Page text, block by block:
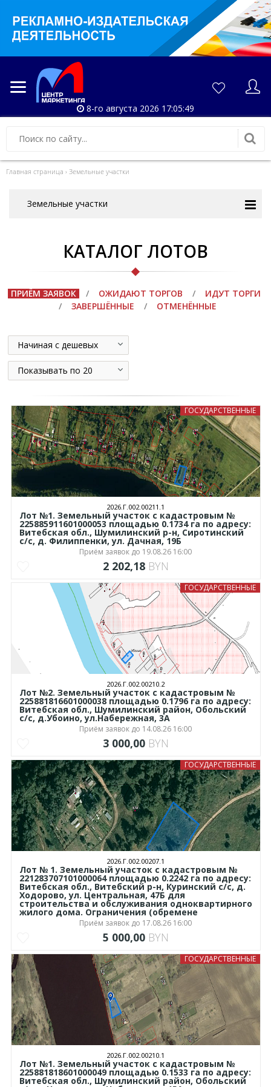
8-го августа 2026 17:05:50
Главная страница › Земельные участки
Земельные участки
КАТАЛОГ ЛОТОВ
ПРИЁМ ЗАЯВОК / ОЖИДАЮТ ТОРГОВ /
ИДУТ ТОРГИ
/
ЗАВЕРШЁННЫЕ / ОТМЕНЁННЫЕ
Начиная с дешевых
Показывать по 20
ГОСУДАРСТВЕННЫЕ
2026.Г.002.00211.1
Лот №1. Земельный участок с кадастровым №
225885911601000053 площадью 0.1734 га по адресу:
Витебская обл., Шумилинский р-н, Сиротинский
с/с, д. Филиппенки, ул. Дачная, 19Б
Приём заявок до 19.08.26 16:00
2 202,18 BYN
ГОСУДАРСТВЕННЫЕ
2026.Г.002.00210.2
Лот №2. Земельный участок с кадастровым №
225881816601000038 площадью 0.1796 га по адресу:
Витебская обл., Шумилинский район, Обольский
с/с, д.Убоино, ул.Набережная, 3А
Приём заявок до 14.08.26 16:00
3 000,00 BYN
ГОСУДАРСТВЕННЫЕ
2026.Г.002.00207.1
Лот № 1. Земельный участок с кадастровым №
221283707101000064 площадью 0.2242 га по адресу:
Витебская обл., Витебский р-н, Куринский с/с, д.
Ходорово, ул. Центральная, 47Б для
строительства и обслуживания одноквартирного
жилого дома. Ограничения (обремене
Приём заявок до 17.08.26 16:00
5 000,00 BYN
ГОСУДАРСТВЕННЫЕ
2026.Г.002.00210.1
Лот №1. Земельный участок с кадастровым №
225881818601000049 площадью 0.1533 га по адресу:
Витебская обл., Шумилинский район, Обольский